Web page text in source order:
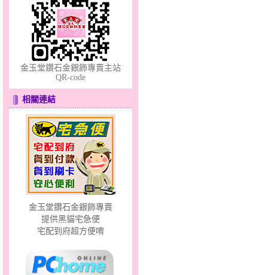
分享愛～金銀鋼套鍊
幸福洋溢～金銀鋼套鍊
金玉堂鑽石金銀飾專賣主站
QR-code
相關連結
金玉堂鑽石金銀飾專賣
提供黑貓宅急便
宅配到府超方便唷